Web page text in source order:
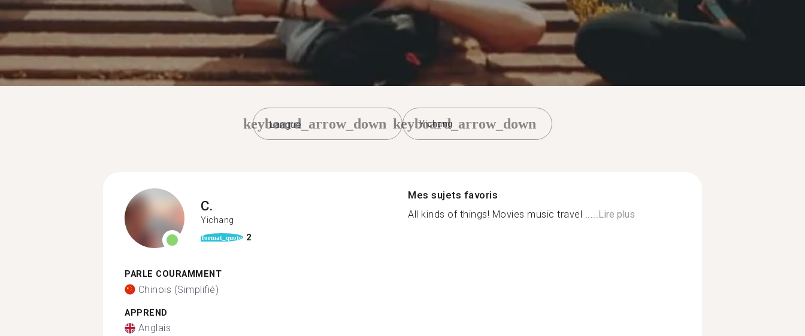
keyboard_arrow_down Yichang
keyboard_arrow_down
C.
Yichang
format_quote 2
PARLE COURAMMENT
Chinois (Simplifié)
APPREND
Anglais
Mes sujets favoris
All kinds of things! Movies music travel .....Lire plus